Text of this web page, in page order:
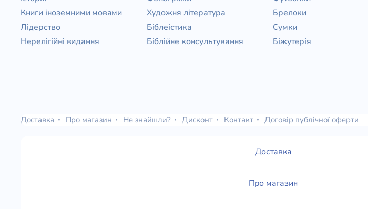
Книги іноземними мовами
Лідерство
Нерелігійні видання
Художня література
Біблеістика
Біблійне консультування
Брелоки
Сумки
Біжутерія
Доставка Про магазин Не знайшли? Дисконт Контакт Договір публічної оферти
Доставка
Про магазин